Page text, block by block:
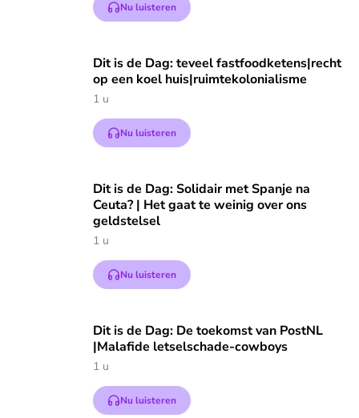
Nu luisteren
Dit is de Dag: teveel fastfoodketens|recht
op een koel huis|ruimtekolonialisme
1 u
Nu luisteren
Speel "Dit is de Dag: teveel fastfoodketens|recht op een
Dit is de Dag: Solidair met Spanje na
Ceuta? | Het gaat te weinig over ons
geldstelsel
1 u
Nu luisteren
Speel "Dit is de Dag: Solidair met Spanje na Ceuta? | Het
Dit is de Dag: De toekomst van PostNL
|Malafide letselschade-cowboys
1 u
Nu luisteren
Speel "Dit is de Dag: De toekomst van PostNL